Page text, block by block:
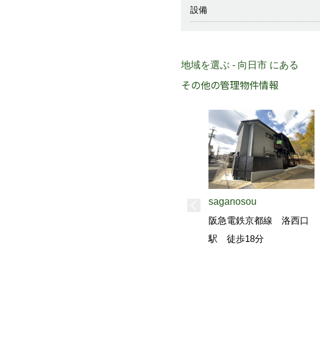
設備
地域を選ぶ - 向日市 にある
その他の管理物件情報
saganosou
阪急電鉄京都線 洛西口
駅 徒歩18分